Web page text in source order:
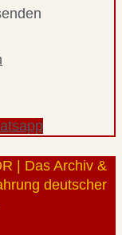
| Das Archiv &
deutscher